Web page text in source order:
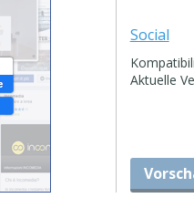
Social
Aktuelle